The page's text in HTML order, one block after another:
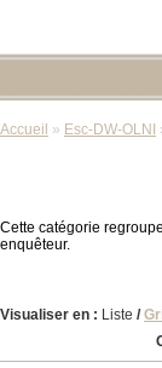
Accueil » Esc-DW-OLNI
Cette catégorie
enquêteur.
Visualiser en : Liste /